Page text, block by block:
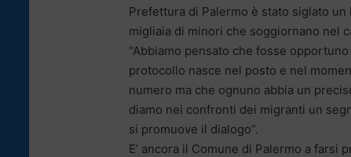
Prefettura di Palermo è stato siglato
migliaia di minori che soggiornano nel
“Abbiamo pensato che fosse
protocollo nasce nel posto e nel
numero ma che ognuno abbia un
diamo nei confronti dei migranti un
si promuove il dialogo”.
E’ ancora il Comune di Palermo a farsi